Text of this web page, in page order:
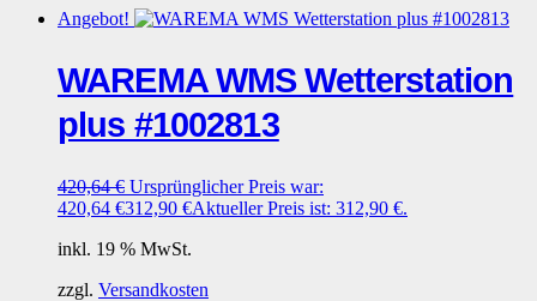
Angebot!
WAREMA WMS Wetterstation
plus #1002813
420,64€ Ursprünglicher Preis war:
420,64 €312,90 €Aktueller Preis ist: 312,90 €.
inkl. 19 % MwSt.
zzgl. Versandkosten